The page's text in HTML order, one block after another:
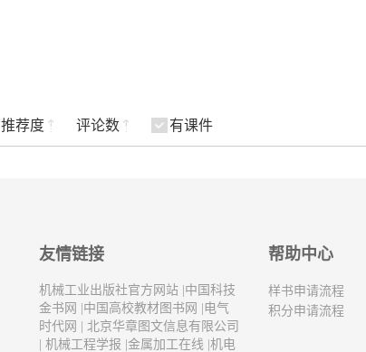
推荐度 评论数 有课件
友情链接
机械工业出版社官方网站 中国科技
金书网
中国高校教材图书网
电气
时代网
北京华章图文信息有限公司
机械工程学报 |金属加工在线 |机电
帮助中心
样书申请流程
积分申请流程